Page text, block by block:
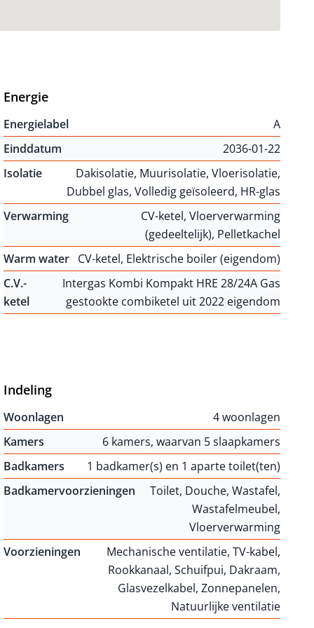
Energie
Energielabel
A
Einddatum
2036-01-22
Isolatie
Dakisolatie, Muurisolatie, Vloerisolatie,
Dubbel glas, Volledig geïsoleerd, HR-glas
Verwarming
CV-ketel, Vloerverwarming
(gedeeltelijk), Pelletkachel
Warm water CV-ketel, Elektrische boiler (eigendom)
C.V.-
ketel
Intergas Kombi Kompakt HRE 28/24A Gas
gestookte combiketel uit 2022 eigendom
Indeling
Woonlagen
4 woonlagen
Kamers
6 kamers, waarvan 5 slaapkamers
Badkamers
1 badkamer(s) en 1 aparte toilet(ten)
Badkamervoorzieningen
Toilet, Douche, Wastafel,
Wastafelmeubel,
Vloerverwarming
Voorzieningen
Mechanische ventilatie, TV-kabel,
Rookkanaal, Schuifpui, Dakraam,
Glasvezelkabel, Zonnepanelen,
Natuurlijke ventilatie